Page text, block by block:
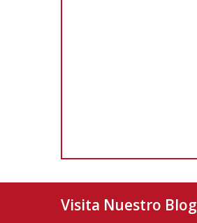
Visita Nuestro Blog